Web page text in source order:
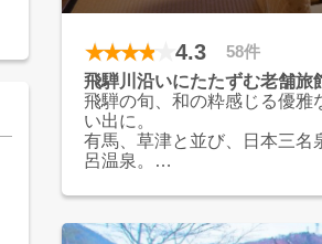
合掌村まで車で約10分
4.3
58件
飛騨川沿いにたたずむ老舗旅
飛騨の旬、和の粋感じる優雅
い出に。
有馬、草津と並び、日本三名
呂温泉。
りをお楽しみいただけます。
この地に湯宿として誕生し、
お料理、お部屋、おもてなし